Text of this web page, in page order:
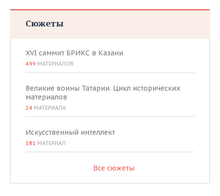
Сюжеты
XVI саммит БРИКС в Казани
499 МАТЕРИАЛОВ
Великие воины Татарии. Цикл исторических
материалов
24 МАТЕРИАЛА
Искусственный интеллект
181 МАТЕРИАЛ
Все сюжеты